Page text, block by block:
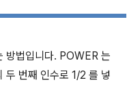
방법입니다. POWER 는
두 번째 인수로 1/2 를 넣